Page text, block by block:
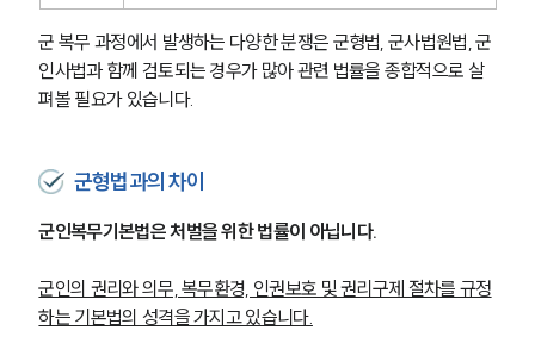
군 복무 과정에서 발생하는 다양한 분쟁은 군형법, 군사법원법, 군
인사법과 함께 검토되는 경우가 많아 관련 법률을 종합적으로 살
펴볼 필요가 있습니다.
군형법과의 차이
군인복무기본법은 처벌을 위한 법률이 아닙니다.
군인의 권리와 의무, 복무환경, 인권보호 및 권리구제 절차를 규정
하는 기본법의 성격을 가지고 있습니다.